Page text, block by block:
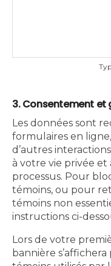
3. Consentement et
Les données sont
formulaires en
d’autres
à votre vie privée et
processus. Pour
témoins, ou pour
témoins non
instructions ci-
Lors de votre
bannière